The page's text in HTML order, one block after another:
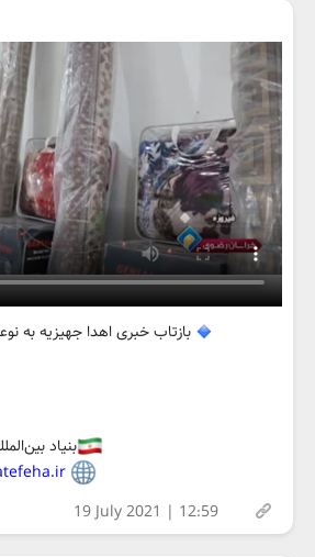
بازتاب خبری اهدا جهیزیه به
بنیاد
19 July 2021 | 12:59